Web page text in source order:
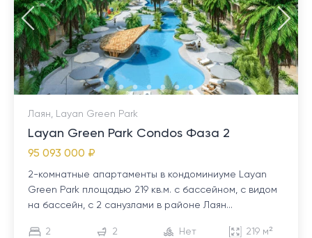
Лаян, Layan Green Park
Layan Green Park Condos Фаза 2
95 093 000 ₽
2-комнатные апартаменты в кондоминиуме Layan
Green Park площадью 219 кв.м. с бассейном, с видом
на бассейн, с 2 санузлами в районе Лаян...
2 2 Нет 219 м²